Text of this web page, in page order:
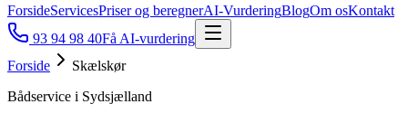
ForsideServicesPriser og beregnerAI-VurderingBlogOm osKontakt
93 94 98 40Få AI-vurdering
Forside
Skælskør
Bådservice i Sydsjælland